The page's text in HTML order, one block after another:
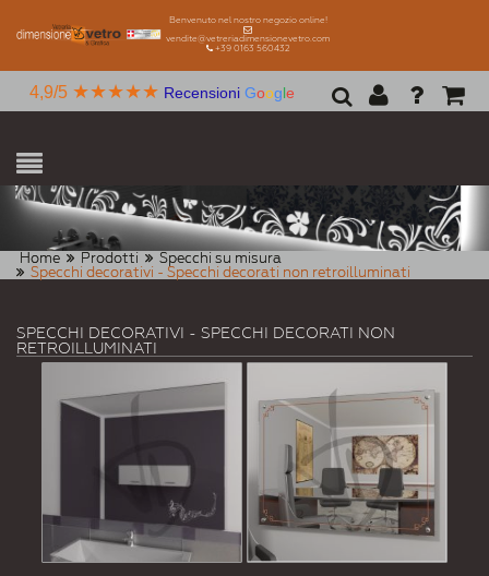
Benvenuto nel nostro negozio online!
vendite@vetreriadimensionevetro.com
+39 0163 560432
4,9/5 ★★★★★ Recensioni Google
Home Prodotti
Specchi su misura
Specchi decorativi - Specchi decorati non retroilluminati
SPECCHI DECORATIVI - SPECCHI DECORATI NON
RETROILLUMINATI